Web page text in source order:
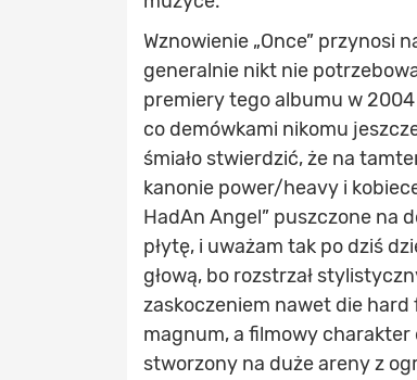
Wznowienie „Once” przynosi
generalnie nikt nie
premiery tego albumu w 2004
co demówkami nikomu
śmiało stwierdzić, że na
kanonie power/heavy i
HadAn Angel” puszczone na
płytę, i uważam tak po dziś
głową, bo rozstrzał
zaskoczeniem nawet die
magnum, a filmowy charakter
stworzony na duże areny z